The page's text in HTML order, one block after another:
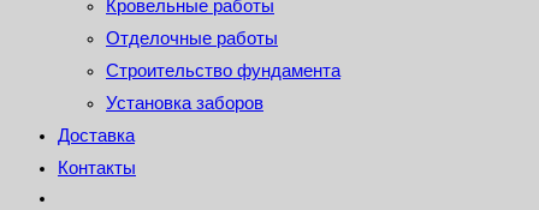
Кровельные работы
Отделочные работы
Строительство фундамента
Установка заборов
Доставка
Контакты